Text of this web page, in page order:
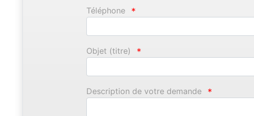
Téléphone *
Objet (titre) *
Description de votre demande *